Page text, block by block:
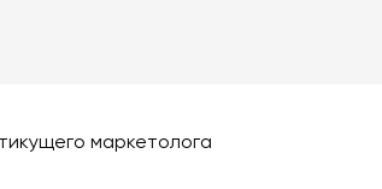
маркетолога